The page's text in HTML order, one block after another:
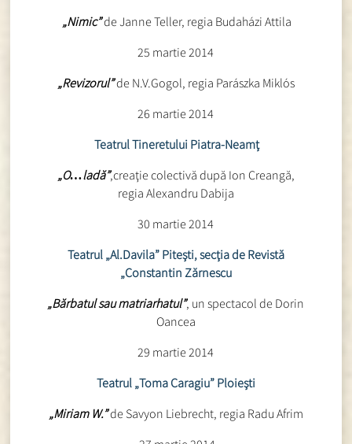
„Nimic”de Janne Teller, regia Budaházi Attila
25 martie 2014
„Revizorul”de N.V.Gogol, regia Parászka Miklós
26 martie 2014
Teatrul Tineretului Piatra-Neamţ
„O…ladă”,creaţie colectivă după Ion Creangă,
regia Alexandru Dabija
30 martie 2014
Teatrul „Al.Davila” Piteşti, secţia de Revistă
„Constantin Zărnescu
„Bărbatul sau matriarhatul”, un spectacol de Dorin
Oancea
29 martie 2014
Teatrul „Toma Caragiu” Ploieşti
„Miriam W.”de Savyon Liebrecht, regia Radu Afrim